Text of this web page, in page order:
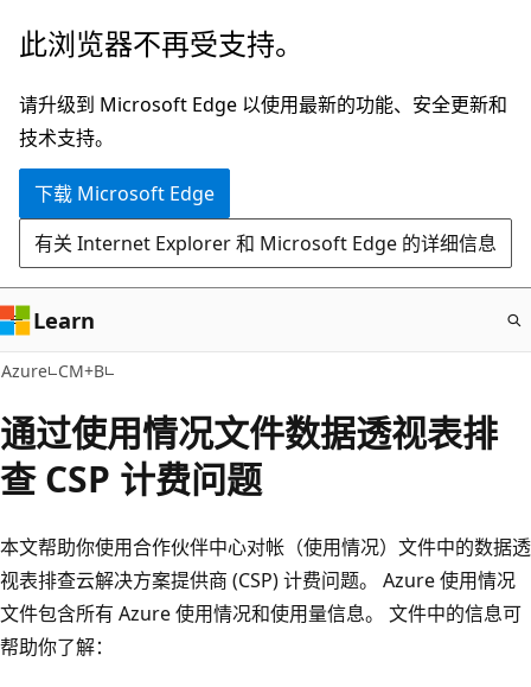
跳
主
要
内
此浏览器不再受支持。
请升级到 Microsoft Edge 以使用最新的功能、安全更新和
技术支持。
下载 Microsoft Edge
有关 Internet Explorer 和 Microsoft Edge 的详细信息
Learn
Azure CM+B
通过使用情况文件数据透视表排
查 CSP 计费问题
本文帮助你使用合作伙伴中心对帐（使用情况）文件中的数据透
视表排查云解决方案提供商 (CSP) 计费问题。 Azure 使用情况
文件包含所有 Azure 使用情况和使用量信息。 文件中的信息可
帮助你了解：